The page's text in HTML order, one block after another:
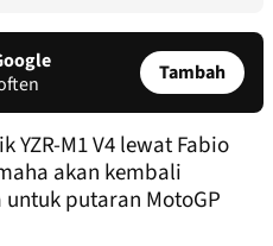
Tambah
YZR-M1 V4 lewat Fabio
akan kembali
putaran MotoGP